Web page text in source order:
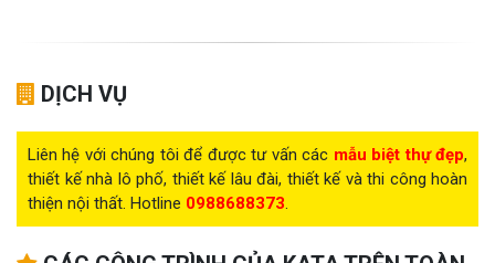
DỊCH VỤ
Liên hệ với chúng tôi để được tư vấn các mẫu biệt thự đẹp,
thiết kế nhà lô phố, thiết kế lâu đài, thiết kế và thi công hoàn
thiện nội thất. Hotline 0988688373.